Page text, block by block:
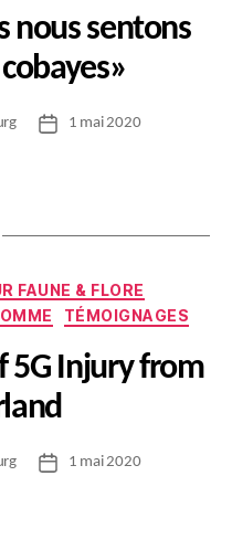
nous sentons
Date1 mai 2020
FAUNE & FLORE
TÉMOIGNAGES
5G Injury from
Date1 mai 2020